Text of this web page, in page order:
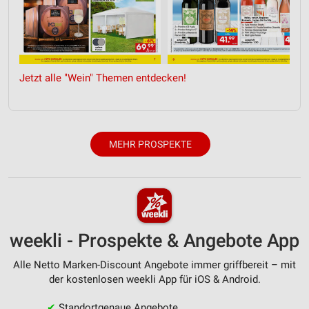
Jetzt alle "Wein" Themen entdecken!
MEHR PROSPEKTE
weekli - Prospekte & Angebote App
Alle Netto Marken-Discount Angebote immer griffbereit – mit
der kostenlosen weekli App für iOS & Android.
Analyse von Zielgruppen durch Statistiken oder
Kombinationen von Daten aus verschiedenen
Quellen
Entwicklung und Verbesserung der Angebote
Verwendung genauer Standortdaten
Performance
Funktional